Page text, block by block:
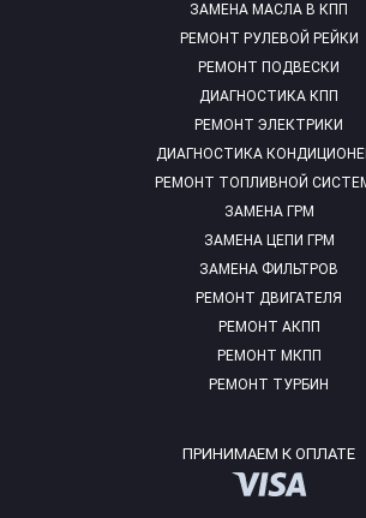
ЗАМЕНА МАСЛА В КПП
РЕМОНТ РУЛЕВОЙ РЕЙКИ
РЕМОНТ ПОДВЕСКИ
ДИАГНОСТИКА КПП
РЕМОНТ ЭЛЕКТРИКИ
ДИАГНОСТИКА
РЕМОНТ ТОПЛИВНОЙ
ЗАМЕНА ГРМ
ЗАМЕНА ЦЕПИ ГРМ
ЗАМЕНА ФИЛЬТРОВ
РЕМОНТ ДВИГАТЕЛЯ
РЕМОНТ АКПП
РЕМОНТ МКПП
РЕМОНТ ТУРБИН
ПРИНИМАЕМ К ОПЛАТЕ